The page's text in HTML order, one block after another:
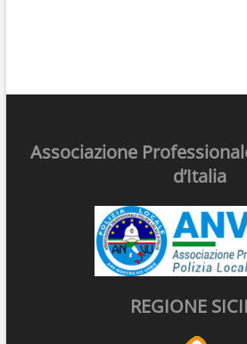
Associazione
d’Italia
REGIONE